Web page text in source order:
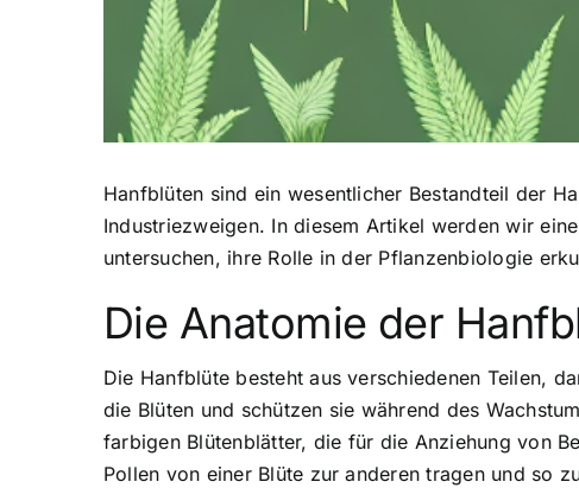
Hanfblüten sind ein wesentlicher Bestandteil der
Industriezweigen. In diesem Artikel werden wir
untersuchen, ihre Rolle in der Pflanzenbiologie
Die Anatomie der
Die Hanfblüte besteht aus verschiedenen Teilen,
die Blüten und schützen sie während des
farbigen Blütenblätter, die für die Anziehung von
Pollen von einer Blüte zur anderen tragen und so